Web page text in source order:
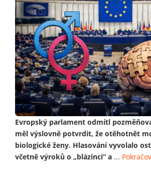
Evropský parlament odmítl
měl výslovně potvrdit, že otěhotnět
biologické ženy. Hlasování vyvolalo
včetně výroků o „blázinci“ a ...